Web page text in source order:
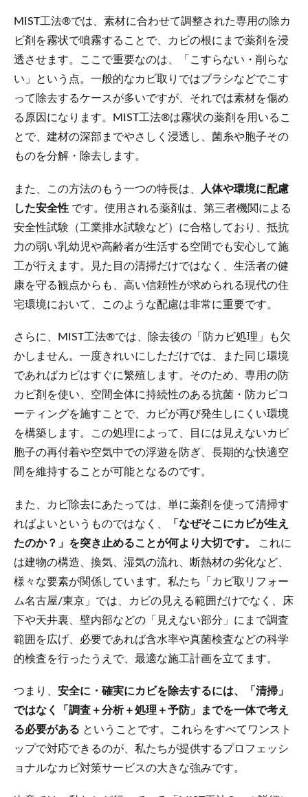
MIST工法®では、素材に合わせて調整された専用の除カ
ビ剤を霧状で噴霧することで、カビの根にまで薬剤を浸
透させます。ここで重要なのは、「こすらない・削らな
い」という点。一般的なカビ取りではブラシなどでこす
って除去するケースが多いですが、それでは素材を傷め
る原因になります。MIST工法®は霧状の薬剤を用いるこ
とで、建材の深部までやさしく浸透し、菌糸や胞子その
ものを分解・除去します。
また、この方法のもう一つの特長は、
人体や環境に配慮
した安全性 です。使用される薬剤は、第三者機関による
安全性試験（工業排水試験など）に合格しており、抵抗
力の弱い乳幼児や高齢者が生活する空間でも安心して施
工が行えます。見た目の清掃だけではなく、生活者の健
康を守る観点からも、高い信頼性が求められる現代の住
宅環境において、このような配慮は非常に重要です。
さらに、MIST工法®では、除去後の「防カビ処理」も欠
かしません。一度きれいにしただけでは、また同じ環境
であればカビはすぐに繁殖します。そのため、専用の防
カビ剤を使い、空間全体に持続性のある抗菌・防カビコ
ーティングを施すことで、カビが再び発生しにくい環境
を構築します。この処理によって、目には見えないカビ
胞子の再付着や空気中での浮遊を防ぎ、長期的な快適空
間を維持することが可能となるのです。
また、カビ除去にあたっては、単に薬剤を使って清掃す
ればよいというものではなく、
「なぜそこにカビが生え
たのか？」を突き止めることが何より大切です。
これに
は建物の構造、換気、湿気の流れ、断熱材の劣化など、
様々な要素が関係しています。私たち「カビ取リフォー
ム名古屋/東京」では、カビの見える範囲だけでなく、床
下や天井裏、壁内部などの「見えない部分」にまで調査
範囲を広げ、必要であれば含水率や真菌検査などの科学
的検査を行ったうえで、最適な施工計画を立てます。
つまり、 安全に・確実にカビを除去するには、「清掃」
ではなく「調査＋分析＋処理＋予防」までを一体で考え
る必要がある ということです。これらをすべてワンスト
ップで対応できるのが、私たちが提供するプロフェッシ
ョナルなカビ対策サービスの大きな強みです。